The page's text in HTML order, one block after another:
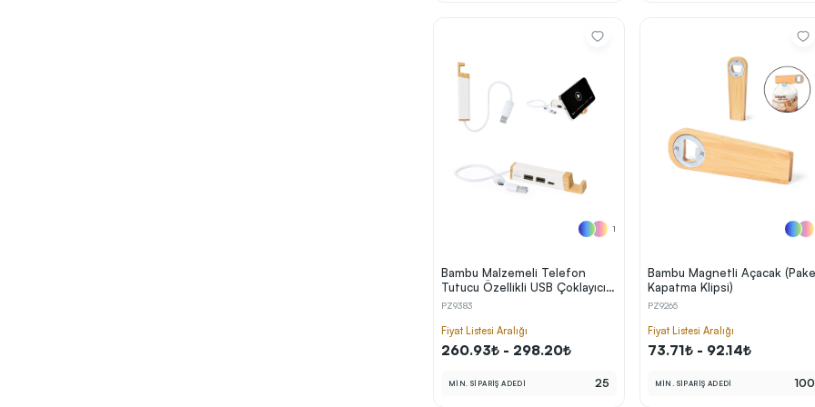
1
Bambu Malzemeli Telefon
Tutucu Özellikli USB Çoklayıcı
Hub (1×USB‑C + 2×USB 2.0,
PZ9383
Fiyat Listesi Aralığı
260.93₺ - 298.20₺
MİN. SİPARİŞ ADEDİ 25
Bambu Magnetli Açacak
Kapatma Klipsi)
PZ9265
Fiyat Listesi Aralığı
73.71₺ - 92.14₺
MİN. SİPARİŞ ADEDİ 100